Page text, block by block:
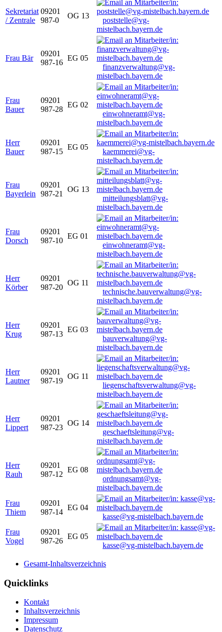
Sekretariat
/ Zentrale
09201
987-0
OG 13
poststelle@vg-
mistelbach.bayern.de
Frau Bär
09201
987-16
EG 05
finanzverwaltung@vg-
mistelbach.bayern.de
Frau
Bauer
09201
987-28
EG 02
einwohneramt@vg-
mistelbach.bayern.de
Herr
Bauer
09201
987-15
EG 05
kaemmerei@vg-
mistelbach.bayern.de
Frau
Bayerlein
09201
987-21
OG 13
mitteilungsblatt@vg-
mistelbach.bayern.de
Frau
Dorsch
09201
987-10
EG 01
einwohneramt@vg-
mistelbach.bayern.de
Herr
Körber
09201
987-20
OG 11
technische.bauverwaltung@vg-
mistelbach.bayern.de
Herr
Krug
09201
987-13
EG 03
bauverwaltung@vg-
mistelbach.bayern.de
Herr
Lautner
09201
987-19
OG 11
liegenschaftsverwaltung@vg-
mistelbach.bayern.de
Herr
Lippert
09201
987-23
OG 14
geschaeftsleitung@vg-
mistelbach.bayern.de
Herr
Rauh
09201
987-12
EG 08
ordnungsamt@vg-
mistelbach.bayern.de
Frau
Thiem
09201
987-14
EG 04
kasse@vg-mistelbach.bayern.de
Frau
Vogel
09201
987-26
EG 05
kasse@vg-mistelbach.bayern.de
Gesamt-Inhaltsverzeichnis
Quicklinks
Kontakt
Inhaltsverzeichnis
Impressum
Datenschutz